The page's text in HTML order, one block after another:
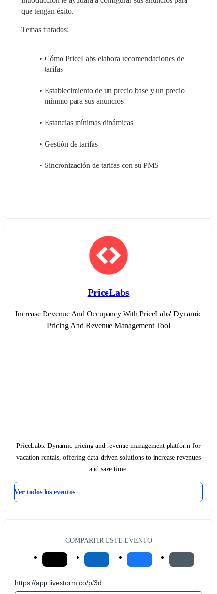
que tengan éxito.
Temas tratados:
Cómo PriceLabs elabora recomendaciones de
tarifas
Establecimiento de un precio base y un precio
mínimo para sus anuncios
Estancias mínimas dinámicas
Gestión de tarifas
Sincronización de tarifas con su PMS
PriceLabs
Increase Revenue And Occupancy With PriceLabs' Dynamic
Pricing And Revenue Management Tool
PriceLabs: Dynamic pricing and revenue management platform for
vacation rentals, offering data-driven solutions to increase revenues
and save time.
Ver todos los eventos
COMPARTIR ESTE EVENTO